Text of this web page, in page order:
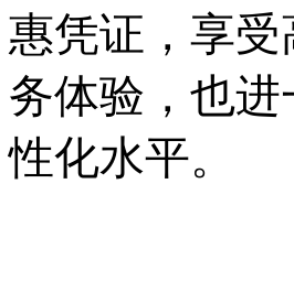
惠凭证，享
务体验，也
性化水平。